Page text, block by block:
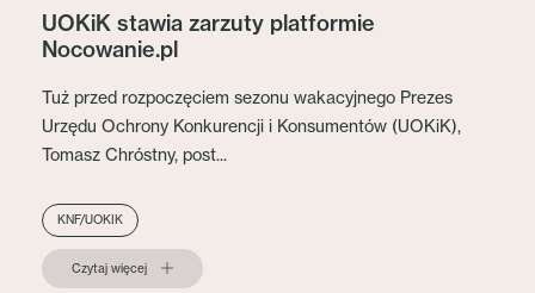
UOKiK stawia zarzuty platformie
Nocowanie.pl
Tuż przed rozpoczęciem sezonu wakacyjnego Prezes
Urzędu Ochrony Konkurencji i Konsumentów (UOKiK),
Tomasz Chróstny, post...
KNF/UOKIK
Czytaj więcej